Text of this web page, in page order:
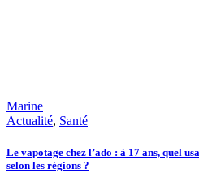
Marine
Actualité, Santé
Le vapotage chez l’ado : à 17 ans, quel
selon les régions ?